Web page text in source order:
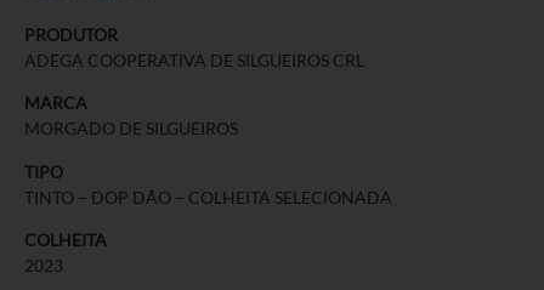
PRODUTOR
ADEGA COOPERATIVA DE SILGUEIROS CRL
MARCA
MORGADO DE SILGUEIROS
TIPO
TINTO – DOP DÃO – COLHEITA SELECIONADA
COLHEITA
2023